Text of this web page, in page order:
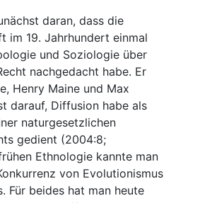
daran, dass die
im 19. Jahrhundert einmal
und Soziologie über
nachgedacht habe. Er
Henry Maine und Max
darauf, Diffusion habe als
naturgesetzlichen
gedient (2004:8;
Ethnologie kannte man
von Evolutionismus
Für beides hat man heute